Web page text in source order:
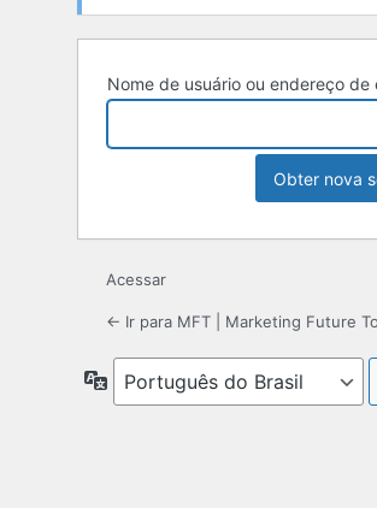
Nome de usuário ou endereço de
Acessar
← Ir para MFT | Marketing Future
Idioma